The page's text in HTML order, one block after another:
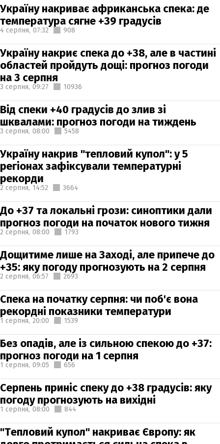
Україну накриває африканська спека: де
температура сягне +39 градусів
4 серпня, 07:32 908
Україну накриє спека до +38, але в частині
областей пройдуть дощі: прогноз погоди
на 3 серпня
3 серпня, 09:27 10936
Від спеки +40 градусів до злив зі
шквалами: прогноз погоди на тиждень
3 серпня, 08:00 5458
Україну накрив "тепловий купол": у 5
регіонах зафіксували температурні
рекорди
2 серпня, 14:52 3664
До +37 та локальні грози: синоптики дали
прогноз погоди на початок нового тижня
2 серпня, 08:00 1793
Дощитиме лише на Заході, але припече до
+35: яку погоду прогнозують на 2 серпня
2 серпня, 06:57 2693
Спека на початку серпня: чи поб'є вона
рекордні показники температури
1 серпня, 20:00 1539
Без опадів, але із сильною спекою до +37:
прогноз погоди на 1 серпня
1 серпня, 09:05 656
Серпень приніс спеку до +38 градусів: яку
погоду прогнозують на вихідні
1 серпня, 08:00 844
"Тепловий купол" накриває Європу: як